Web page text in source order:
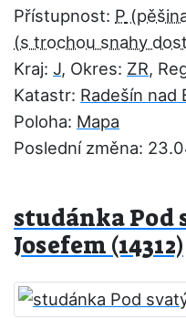
Přístupnost: P
Kraj: J, Okres: ZR,
Katastr: Radešín nad
Poloha: Mapa
Poslední změna:
studánka Pod
Josefem (14312)